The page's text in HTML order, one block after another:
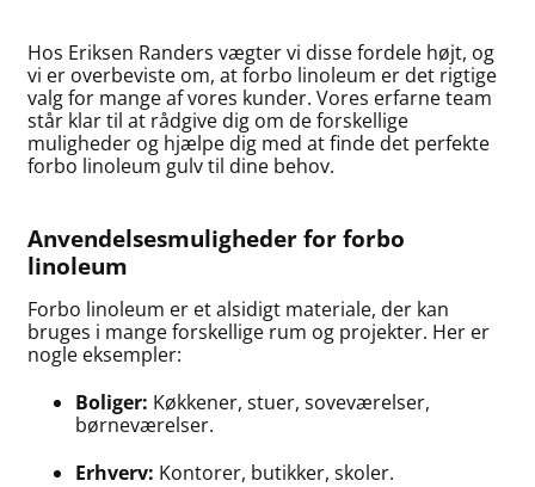
Hos Eriksen Randers vægter vi disse fordele højt, og
vi er overbeviste om, at forbo linoleum er det rigtige
valg for mange af vores kunder. Vores erfarne team
står klar til at rådgive dig om de forskellige
muligheder og hjælpe dig med at finde det perfekte
forbo linoleum gulv til dine behov.
Anvendelsesmuligheder for forbo
linoleum
Forbo linoleum er et alsidigt materiale, der kan
bruges i mange forskellige rum og projekter. Her er
nogle eksempler:
Boliger: Køkkener, stuer, soveværelser,
børneværelser.
Erhverv: Kontorer, butikker, skoler.